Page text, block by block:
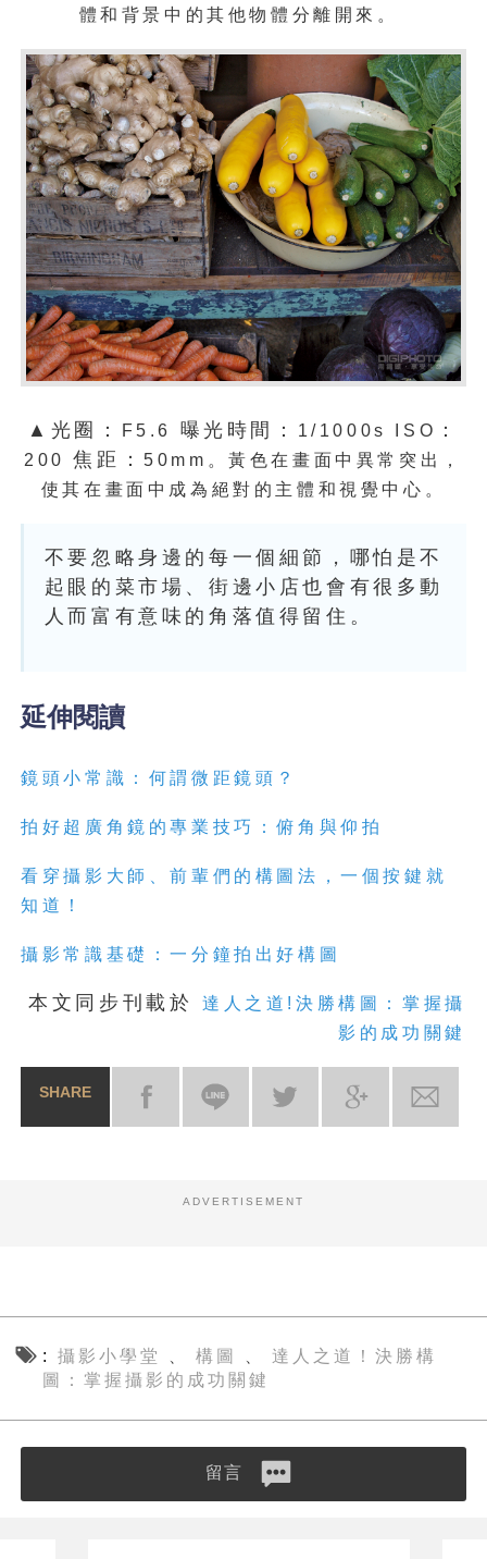
體和背景中的其他物體分離開來。
▲光圈： F5.6 曝光時間： 1/1000s ISO ：
200焦距：50mm。黃色在畫面中異常突出，
使其在畫面中成為絕對的主體和視覺中心。
不要忽略身邊的每一個細節，哪怕是不
起眼的菜市場、街邊小店也會有很多動
人而富有意味的角落值得留住。
延伸閱讀
鏡頭小常識：何謂微距鏡頭？
拍好超廣角鏡的專業技巧：俯角與仰拍
看穿攝影大師、前輩們的構圖法，一個按鍵就
知道！
攝影常識基礎：一分鐘拍出好構圖
本文同步刊載於 達人之道!決勝構圖：掌握攝
影的成功關鍵
SHARE
ADVERTISEMENT
攝影小學堂 構圖
達人之道！決勝構
圖：掌握攝影的成功關鍵
留言